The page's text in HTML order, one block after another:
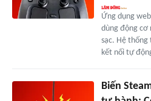
Ứng dụng
dùng động cơ
sạc. Hệ thống
kết nối tự
Biến